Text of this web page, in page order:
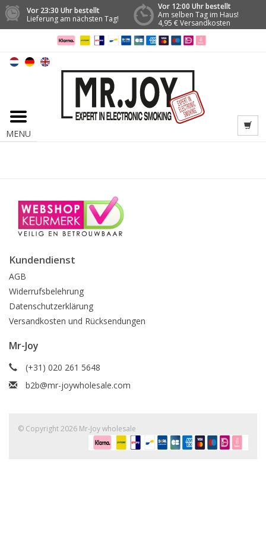
Vor 23:30 Uhr bestellt
Lieferung am nächsten Tag!
Vor 12:00 Uhr bestellt
Am selben Tag im Haus!
4,95 € Versandkosten
MENU
Kundendienst
AGB
Widerrufsbelehrung
Datenschutzerklärung
Versandkosten und Rücksendungen
Mr-Joy
(+31) 020 261 5648
b2b@mr-joywholesale.com
© Copyright 2026 Mr-Joy wholesale